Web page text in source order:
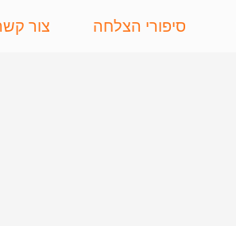
סיפורי הצלחה צור